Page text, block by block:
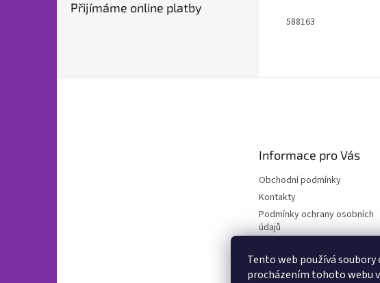
Tento web používá soubory
procházením tohoto webu
Přijímáme online platby
588163
Informace pro Vás
Obchodní podmínky
Kontakty
Podmínky ochrany osobních
údajů
od smlouvy
Novinky